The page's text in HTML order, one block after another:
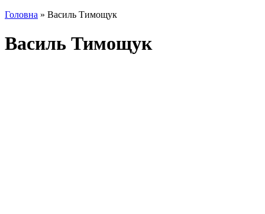
Головна » Василь Тимощук
Василь Тимощук